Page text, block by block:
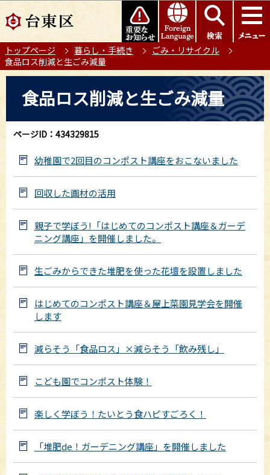
の
ー
ジ
このページの本文へ移動
トップページ 暮らし・手続き
ごみ・リサイクル
食品ロス削減と生ごみ減量
食品ロス削減と生ごみ減量
ページID：434329815
幼稚園で2回目のコンポスト講座をおこないました
回収した画材の活用
親子で学ぼう!「はじめてのコンポスト講座＆ガーデ
ニング講座」を開催しました。
生ごみからできた堆肥を使った花壇を設置しました
はじめてのコンポスト講座＆屋上菜園見学会を開催
します
減らそう「食品ロス」×減らそう「飲み残し」
こども園でコンポスト体験！
楽しく学ぼう！たいとう食ハピすごろく！
「堆肥de！ガーデニング講座」を開催しました